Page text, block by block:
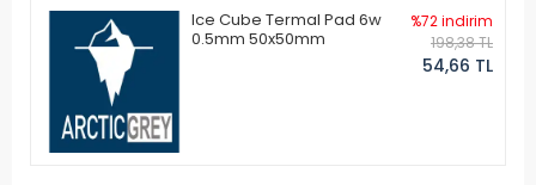
Ice Cube Termal Pad 6w
0.5mm 50x50mm
%72 indirim
198,38 TL
54,66 TL